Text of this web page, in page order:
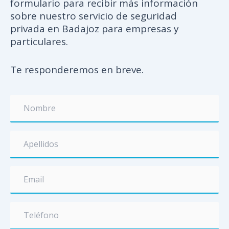
formulario para recibir más información
sobre nuestro servicio de seguridad
privada en Badajoz para empresas y
particulares.
Te responderemos en breve.